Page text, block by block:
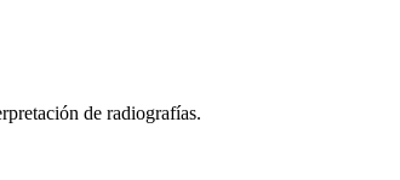
de radiografías.